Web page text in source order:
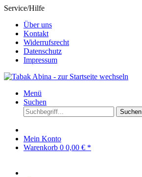
Service/Hilfe
Über uns
Kontakt
Widerrufsrecht
Datenschutz
Impressum
Menü
Suchen
Suchen
Mein Konto
Warenkorb 0 0,00 € *